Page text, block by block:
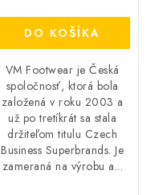
DO KOŠÍKA
VM Footwear je Česká
spoločnosť, ktorá bola
založená v roku 2003 a
už po tretíkrát sa stala
držiteľom titulu Czech
Business Superbrands. Je
zameraná na výrobu a...